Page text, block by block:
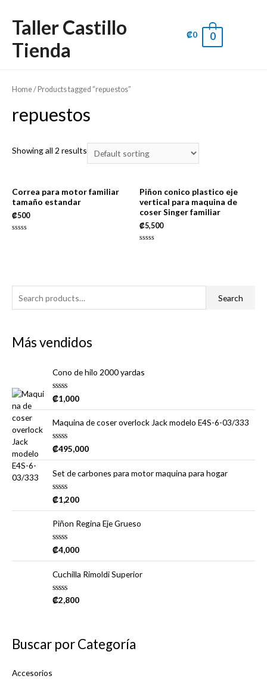
Taller Castillo
Tienda
₡0 0
e
f
o
r
Search
Más vendidos
Cono de hilo 2000 yardas
R
a
t
e
d
0
o
u
t
f
5
₡1,000
Maquina de coser overlock Jack modelo E4S-6-03/333
R
e
d
0
o
u
t
f
5
₡495,000
Set de carbones para motor maquina para hogar
R
a
t
e
d
0
o
u
t
f
5
₡1,200
Piñon Regina Eje Grueso
R
e
d
0
o
u
₡4,000
Cuchilla Rimoldi Superior
R
o
u
₡2,800
Buscar por Categoría
Accesorios
Home/ Products tagged “repuestos”
repuestos
Showing all 2 results
Correa para motor familiar
tamaño estandar
₡500
Piñon conico plastico eje
vertical para maquina de
coser Singer familiar
₡5,500